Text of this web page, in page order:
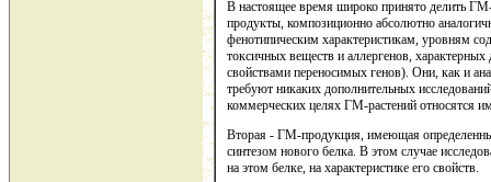
В настоящее время широко принято делить
продукты, композиционно абсолютно
фенотипическим характеристикам, уровням
токсичных веществ и аллергенов,
свойствами переносимых генов). Они, как и
требуют никаких дополнительных
коммерческих целях ГМ-растений относятся
Вторая - ГМ-продукция, имеющая
синтезом нового белка. В этом случае
на этом белке, на характеристике его свойств.